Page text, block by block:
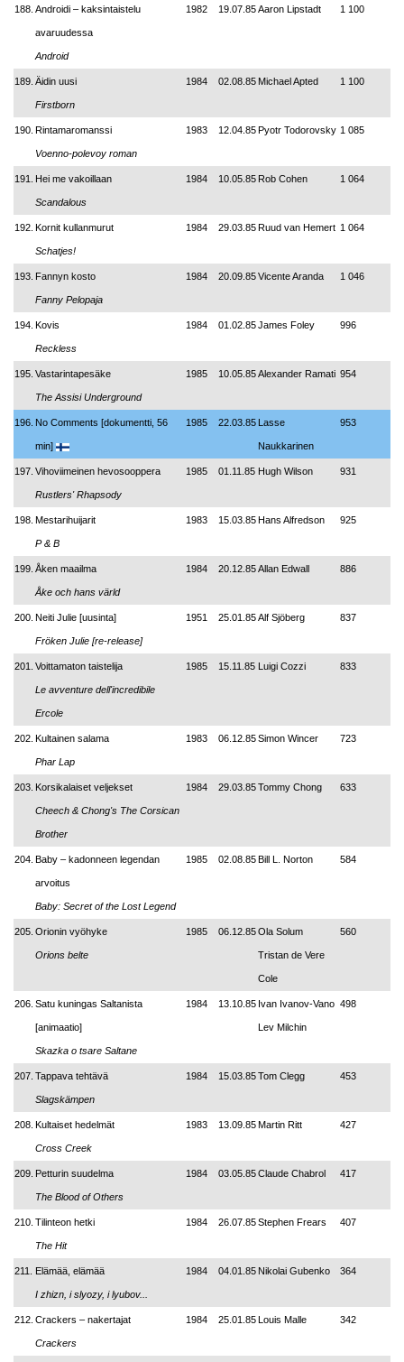
188. Androidi – kaksintaistelu
avaruudessa
Android
1982 19.07.85Aaron Lipstadt 1 100
189. Äidin uusi
Firstborn
1984 02.08.85 Michael Apted 1 100
190. Rintamaromanssi
Voenno-polevoy roman
1983 12.04.85Pyotr Todorovsky 1 085
191. Hei me vakoillaan
Scandalous
1984 10.05.85 Rob Cohen 1 064
192. Kornit kullanmurut
Schatjes!
1984 29.03.85Ruud van Hemert 1 064
193. Fannyn kosto
Fanny Pelopaja
1984 20.09.85Vicente Aranda 1 046
194. Kovis
Reckless
1984 01.02.85James Foley 996
195. Vastarintapesäke
The Assisi Underground
1985 10.05.85Alexander Ramati 954
196. No Comments [dokumentti, 56
min]
1985 22.03.85 Lasse
Naukkarinen
953
197. Vihoviimeinen hevosooppera
Rustlers' Rhapsody
1985 01.11.85 Hugh Wilson 931
198. Mestarihuijarit
P & B
1983 15.03.85Hans Alfredson 925
199. Åken maailma
Åke och hans värld
1984 20.12.85Allan Edwall 886
200. Neiti Julie [uusinta]
Fröken Julie [re-release]
1951 25.01.85Alf Sjöberg 837
201. Voittamaton taistelija
Le avventure dell'incredibile
Ercole
1985 15.11.85 Luigi Cozzi 833
202. Kultainen salama
Phar Lap
1983 06.12.85Simon Wincer 723
203. Korsikalaiset veljekset
Cheech & Chong's The Corsican
Brother
1984 29.03.85Tommy Chong 633
204. Baby – kadonneen legendan
arvoitus
Baby: Secret of the Lost Legend
1985 02.08.85Bill L. Norton 584
205. Orionin vyöhyke
Orions belte
1985 06.12.85Ola Solum
Tristan de Vere
Cole
560
206. Satu kuningas Saltanista
[animaatio]
Skazka o tsare Saltane
1984 13.10.85 Ivan Ivanov-Vano
Lev Milchin
498
207. Tappava tehtävä
Slagskämpen
1984 15.03.85Tom Clegg 453
208. Kultaiset hedelmät
Cross Creek
1983 13.09.85Martin Ritt 427
209. Petturin suudelma
The Blood of Others
1984 03.05.85Claude Chabrol 417
210. Tilinteon hetki
The Hit
1984 26.07.85Stephen Frears 407
211. Elämää, elämää
I zhizn, i slyozy, i lyubov...
1984 04.01.85 Nikolai Gubenko 364
212. Crackers – nakertajat
Crackers
1984 25.01.85Louis Malle 342